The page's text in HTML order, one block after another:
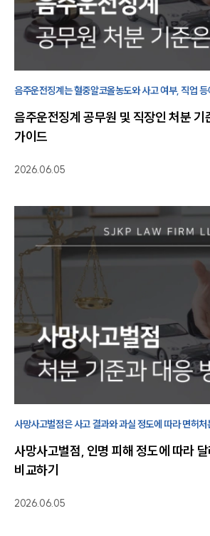
팀소개
팀소개
오시는 길
글로벌 파트너 로펌
고객의 소리
통합검색
AI대륜
사례분석/최신동향
법률정보
법률지식인
고객후기
음주교통사고대응부
전체
음주운전·교통사고전문변
음주운전징계는 혈중알코올농도와 사고 여부, 직업
것이 중요합니다.
음주운전징계 공무원 및 직장인 처분 기
가이드
2026.06.05
사망사고벌점은 사고 결과와 과실 정도에 따라 면허
확인해야 합니다.
사망사고벌점, 인명 피해 정도에 따라
비교하기
2026.06.05